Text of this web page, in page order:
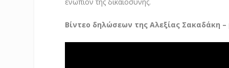
Βίντεο δηλώσεων της Αλεξίας Σακαδάκη –